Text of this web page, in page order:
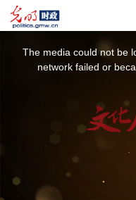
The media could not be
network failed or